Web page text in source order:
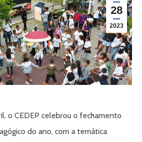
28
2023
o CEDEP celebrou o fechamento
do ano, com a temática